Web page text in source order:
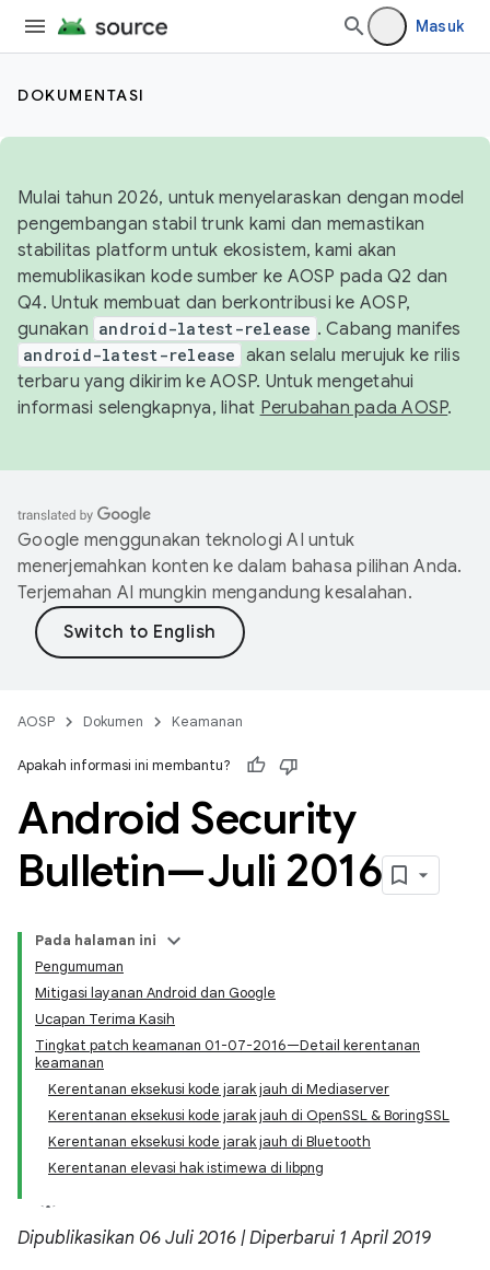
Masuk
DOKUMENTASI
Mulai tahun 2026, untuk menyelaraskan dengan model
pengembangan stabil trunk kami dan memastikan
stabilitas platform untuk ekosistem, kami akan
memublikasikan kode sumber ke AOSP pada Q2 dan
Q4. Untuk membuat dan berkontribusi ke AOSP,
gunakan android-latest-release . Cabang manifes
android-latest-release akan selalu merujuk ke rilis
terbaru yang dikirim ke AOSP. Untuk mengetahui
informasi selengkapnya, lihat Perubahan pada AOSP.
Google menggunakan teknologi AI untuk
menerjemahkan konten ke dalam bahasa pilihan Anda.
Terjemahan AI mungkin mengandung kesalahan.
AOSP Dokumen Keamanan
Apakah informasi ini membantu?
Android Security
Bulletin—Juli 2016
Pada halaman ini
Pengumuman
Mitigasi layanan Android dan Google
Ucapan Terima Kasih
Tingkat patch keamanan 01-07-2016—Detail kerentanan
keamanan
Kerentanan eksekusi kode jarak jauh di Mediaserver
Kerentanan eksekusi kode jarak jauh di OpenSSL & BoringSSL
Kerentanan eksekusi kode jarak jauh di Bluetooth
Kerentanan elevasi hak istimewa di libpng
Dipublikasikan 06 Juli 2016 | Diperbarui 1 April 2019